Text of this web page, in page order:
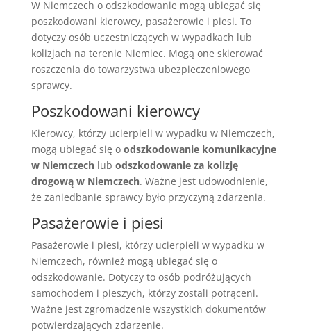
W Niemczech o odszkodowanie mogą ubiegać się
poszkodowani kierowcy, pasażerowie i piesi. To
dotyczy osób uczestniczących w wypadkach lub
kolizjach na terenie Niemiec. Mogą one skierować
roszczenia do towarzystwa ubezpieczeniowego
sprawcy.
Poszkodowani kierowcy
Kierowcy, którzy ucierpieli w wypadku w Niemczech,
mogą ubiegać się o odszkodowanie komunikacyjne
w Niemczechlub odszkodowanie za kolizję
drogową w Niemczech. Ważne jest udowodnienie,
że zaniedbanie sprawcy było przyczyną zdarzenia.
Pasażerowie i piesi
Pasażerowie i piesi, którzy ucierpieli w wypadku w
Niemczech, również mogą ubiegać się o
odszkodowanie. Dotyczy to osób podróżujących
samochodem i pieszych, którzy zostali potrąceni.
Ważne jest zgromadzenie wszystkich dokumentów
potwierdzających zdarzenie.